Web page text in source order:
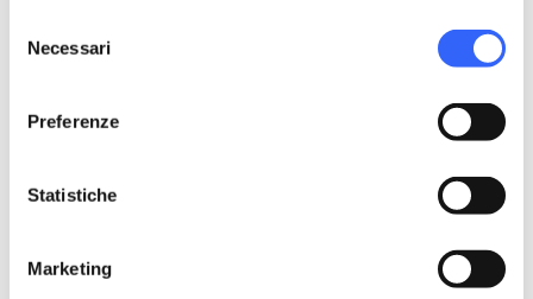
delNecessari
Preferenze
Statistiche
Marketing